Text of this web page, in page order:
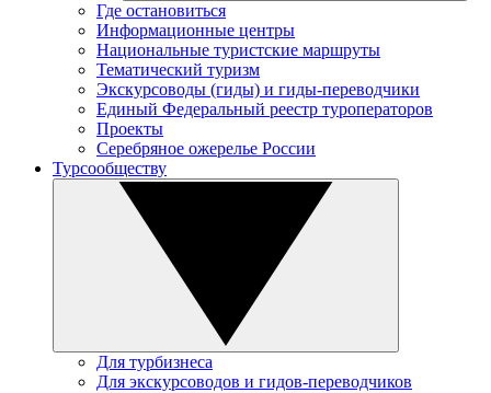
Где остановиться
Информационные центры
Национальные туристские маршруты
Тематический туризм
Экскурсоводы (гиды) и гиды-переводчики
Единый Федеральный реестр туроператоров
Проекты
Серебряное ожерелье России
Турсообществу
Для турбизнеса
Для экскурсоводов и гидов-переводчиков